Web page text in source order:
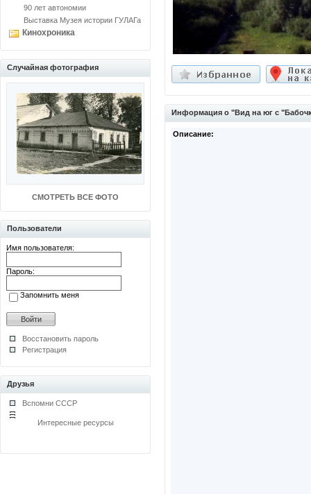
90 лет автономии
Выставка Музея истории ГУЛАГа
Кинохроника
Случайная фотография
СМОТРЕТЬ ВСЕ ФОТО
Пользователи
Имя пользователя:
Пароль:
Запомнить меня
Восстановить пароль
Регистрация
Друзья
Вспомни СССР
Интересные ресурсы
Информация о "Вид на юг с
Описание: